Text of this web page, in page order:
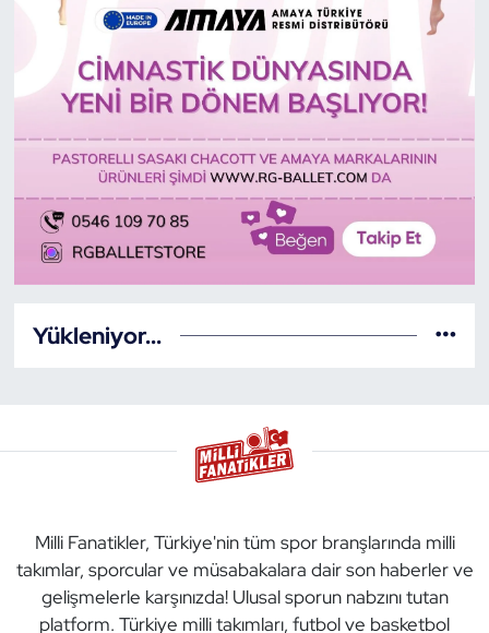
Yükleniyor...
Milli Fanatikler, Türkiye'nin tüm spor branşlarında milli
takımlar, sporcular ve müsabakalara dair son haberler ve
gelişmelerle karşınızda! Ulusal sporun nabzını tutan
platform. Türkiye milli takımları, futbol ve basketbol